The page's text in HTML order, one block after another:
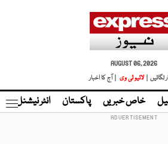
AUGUST 06, 2026
لگائیں |
لائیو ٹی وی | آج کا اخبار
خاص خبریں پاکستان انٹر نیشنل